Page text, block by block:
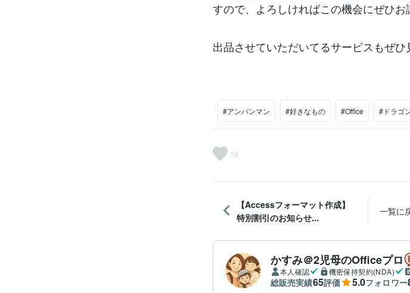
すので、よろしければこの機会にぜひお
出品させていただいてるサービスもぜ
#アンパンマン #好きなもの #Office #ドラゴ
10
【Accessフォーマット作成】
特別割引のお知らせ...
一覧に
かすみ＠2児母のOfficeプロ
本人確認 機密保持契約(NDA)
総販売実績65評価 5.0フォロワー